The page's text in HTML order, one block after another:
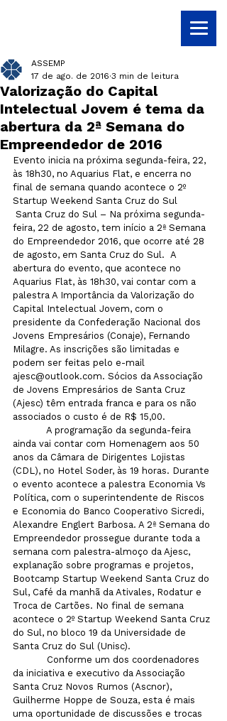
Valorização do Capital
Intelectual Jovem é tema da
abertura da 2ª Semana do
Empreendedor de 2016
ASSEMP
17 de ago. de 2016 3 min de leitura
Evento inicia na próxima segunda-feira, 22,
às 18h30, no Aquarius Flat, e encerra no
final de semana quando acontece o 2º
Startup Weekend Santa Cruz do Sul
feira, 22 de agosto, tem início a 2ª Semana
do Empreendedor 2016, que ocorre até 28
de agosto, em Santa Cruz do Sul.  A
abertura do evento, que acontece no
Aquarius Flat, às 18h30, vai contar com a
palestra A Importância da Valorização do
Capital Intelectual Jovem, com o
presidente da Confederação Nacional dos
Jovens Empresários (Conaje), Fernando
Milagre. As inscrições são limitadas e
podem ser feitas pelo e-mail
ajesc@outlook.com. Sócios da Associação
de Jovens Empresários de Santa Cruz
(Ajesc) têm entrada franca e para os não
associados o custo é de R$ 15,00.
A programação da segunda-feira
ainda vai contar com Homenagem aos 50
anos da Câmara de Dirigentes Lojistas
(CDL), no Hotel Soder, às 19 horas. Durante
o evento acontece a palestra Economia Vs
Política, com o superintendente de Riscos
e Economia do Banco Cooperativo Sicredi,
Alexandre Englert Barbosa. A 2ª Semana do
Empreendedor prossegue durante toda a
semana com palestra-almoço da Ajesc,
explanação sobre programas e projetos,
Bootcamp Startup Weekend Santa Cruz do
Sul, Café da manhã da Ativales, Rodatur e
Troca de Cartões. No final de semana
acontece o 2º Startup Weekend Santa Cruz
do Sul, no bloco 19 da Universidade de
Santa Cruz do Sul (Unisc).
Conforme um dos coordenadores
da iniciativa e executivo da Associação
Santa Cruz Novos Rumos (Ascnor),
Guilherme Hoppe de Souza, esta é mais
uma oportunidade de discussões e trocas